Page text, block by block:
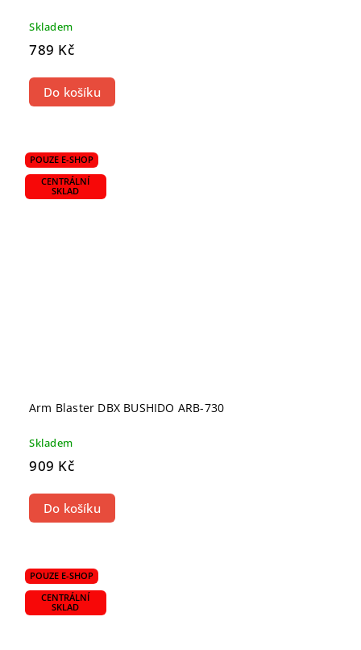
Skladem
789 Kč
Do košíku
POUZE E-SHOP
CENTRÁLNÍ
SKLAD
Arm Blaster DBX BUSHIDO ARB-730
Skladem
909 Kč
Do košíku
POUZE E-SHOP
CENTRÁLNÍ
SKLAD